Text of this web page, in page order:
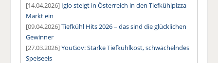
[14.04.2026] Iglo steigt in Österreich in den Tiefkühlpizza-
Markt ein
[09.04.2026]Tiefkühl Hits 2026 – das sind die glücklichen
Gewinner
[27.03.2026]YouGov: Starke Tiefkühlkost, schwächelndes
Speiseeis